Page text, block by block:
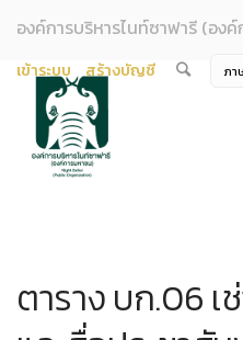
องค์การบริหารไนท์ซาฟารี (อง
เข้าระบบ สร้างบัญชี
ตาราง บก.06